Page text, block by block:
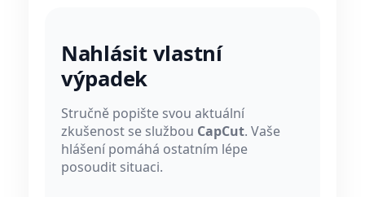
Nahlásit vlastní
výpadek
Stručně popište svou aktuální
zkušenost se službou CapCut. Vaše
hlášení pomáhá ostatním lépe
posoudit situaci.